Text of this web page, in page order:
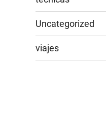
Uncategorized
viajes